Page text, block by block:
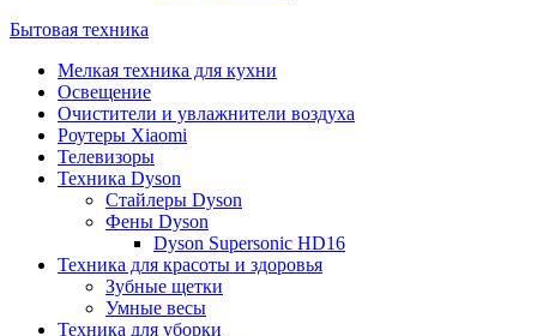
Бытовая техника
Мелкая техника для кухни
Освещение
Очистители и увлажнители воздуха
Роутеры Xiaomi
Телевизоры
Техника Dyson
Стайлеры Dyson
Фены Dyson
Dyson Supersonic HD16
Техника для красоты и здоровья
Зубные щетки
Умные весы
Техника для уборки